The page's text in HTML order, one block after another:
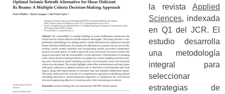
la revista Applied
Sciences, indexada
en Q1 del JCR. El
estudio desarrolla
una metodología
integral para
seleccionar
estrategias de